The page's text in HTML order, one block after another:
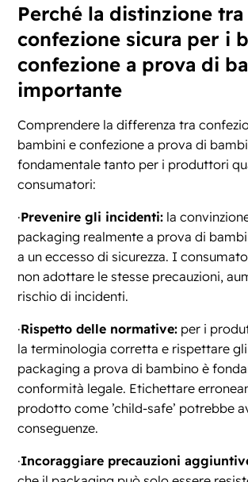
Perché la distinzione tra
confezione sicura per i
confezione a prova di
importante
Comprendere la differenza tra
bambini e confezione a prova di
fondamentale tanto per i produttori
consumatori:
·Prevenire gli incidenti: la
packaging realmente a prova di
a un eccesso di sicurezza. I
non adottare le stesse precauzioni,
rischio di incidenti.
·Rispetto delle normative: per i
la terminologia corretta e rispettare
packaging a prova di bambino è
conformità legale. Etichettare
prodotto come ’child-safe’ potrebbe
conseguenze.
·Incoraggiare precauzioni